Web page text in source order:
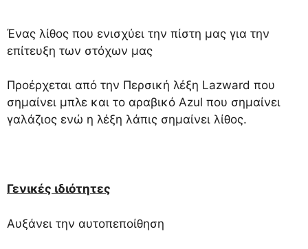
Ένας λίθος που ενισχύει την πίστη μας για την
επίτευξη των στόχων μας
Προέρχεται από την Περσική λέξη Lazward που
σημαίνει μπλε και το αραβικό Azul που σημαίνει
γαλάζιος ενώ η λέξη λάπις σημαίνει λίθος.
Γενικές ιδιότητες
Αυξάνει την αυτοπεποίθηση